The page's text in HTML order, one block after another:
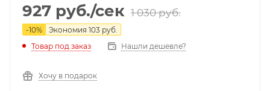
927 руб./сек 1 030руб.
-10% Экономия 103 руб.
Товар под заказ
Нашли дешевле?
Хочу в подарок